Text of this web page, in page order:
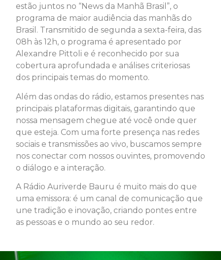
estão juntos no “News da Manhã Brasil”, o
programa de maior audiência das manhãs do
Brasil. Transmitido de segunda a sexta-feira, das
08h às 12h, o programa é apresentado por
Alexandre Pittoli e é reconhecido por sua
cobertura aprofundada e análises criteriosas
dos principais temas do momento.
Além das ondas do rádio, estamos presentes nas
principais plataformas digitais, garantindo que
nossa mensagem chegue até você onde quer
que esteja. Com uma forte presença nas redes
sociais e transmissões ao vivo, buscamos sempre
nos conectar com nossos ouvintes, promovendo
o diálogo e a interação.
A Rádio Auriverde Bauru é muito mais do que
uma emissora: é um canal de comunicação que
une tradição e inovação, criando pontes entre
as pessoas e o mundo ao seu redor.